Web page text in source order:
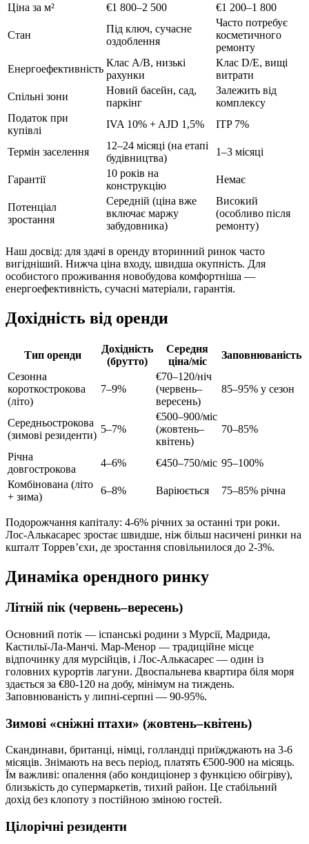
Ціна за м² €1 800–2 500 €1 200–1 800
Стан
Під ключ, сучасне
оздоблення
Часто потребує
косметичного
ремонту
Енергоефективність
Клас A/B, низькі
рахунки
Клас D/E, вищі
витрати
Спільні зони
Новий басейн, сад,
паркінг
Залежить від
комплексу
Податок при
купівлі
IVA 10% + AJD 1,5% ITP 7%
Термін заселення
12–24 місяці (на етапі
будівництва)
1–3 місяці
Гарантії
10 років на
конструкцію
Немає
Потенціал
зростання
Середній (ціна вже
включає маржу
забудовника)
Високий
(особливо після
ремонту)
Наш досвід: для здачі в оренду вторинний ринок часто
вигідніший. Нижча ціна входу, швидша окупність. Для
особистого проживання новобудова комфортніша —
енергоефективність, сучасні матеріали, гарантія.
Дохідність від оренди
Тип оренди
Дохідність
(брутто)
Середня
ціна/міс
Заповнюваність
Сезонна
короткострокова
(літо)
7–9%
€70–120/ніч
(червень–
вересень)
85–95% у сезон
Середньострокова
(зимові резиденти)
5–7%
€500–900/міс
(жовтень–
квітень)
70–85%
Річна
довгострокова
4–6% €450–750/міс 95–100%
Комбінована (літо
+ зима)
6–8% Варіюється 75–85% річна
Подорожчання капіталу: 4-6% річних за останні три роки.
Лос-Алькасарес зростає швидше, ніж більш насичені ринки на
кшталт Торревʼєхи, де зростання сповільнилося до 2-3%.
Динаміка орендного ринку
Літній пік (червень–вересень)
Основний потік — іспанські родини з Мурсії, Мадрида,
Кастильї-Ла-Манчі. Мар-Менор — традиційне місце
відпочинку для мурсійців, і Лос-Алькасарес — один із
головних курортів лагуни. Двоспальнева квартира біля моря
здається за €80-120 на добу, мінімум на тиждень.
Заповнюваність у липні-серпні — 90-95%.
Зимові «сніжні птахи» (жовтень–квітень)
Скандинави, британці, німці, голландці приїжджають на 3-6
місяців. Знімають на весь період, платять €500-900 на місяць.
Їм важливі: опалення (або кондиціонер з функцією обігріву),
близькість до супермаркетів, тихий район. Це стабільний
дохід без клопоту з постійною зміною гостей.
Цілорічні резиденти